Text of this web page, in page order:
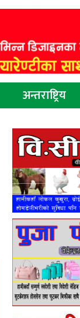
अन्तराष्ट्रिय